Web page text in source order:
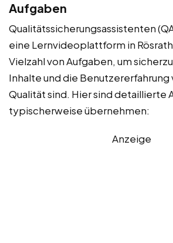
Aufgaben
Qualitätssicherungsassistenten
eine Lernvideoplattform in
Vielzahl von Aufgaben, um
Inhalte und die Benutzererfahrung
Qualität sind. Hier sind detaillierte
typischerweise übernehmen:
Anzeige